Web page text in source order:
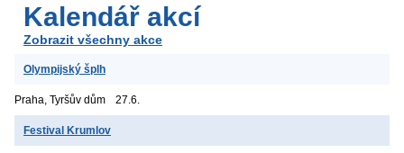
Kalendář akcí
Zobrazit všechny akce
Olympijský šplh
Praha, Tyršův dům 27.6.
Festival Krumlov